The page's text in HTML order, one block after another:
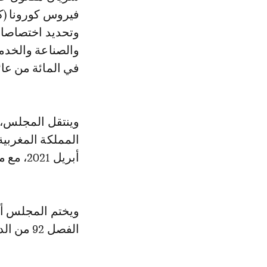
وتحديد
في المائة من
وينتقل
أبريل 2021، مع مشروع قانون يوافق بموجبه على الاتفاق المذكور.
ويختم المجلس
الفصل 92 من الدستور.